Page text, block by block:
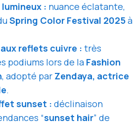
: nuance éclatante,
Spring Color Festival 2025à
reflets cuivre : très
podiums lors de la Fashion
, adopté par Zendaya, actrice
.
sunset : déclinaison
“sunset hair” de